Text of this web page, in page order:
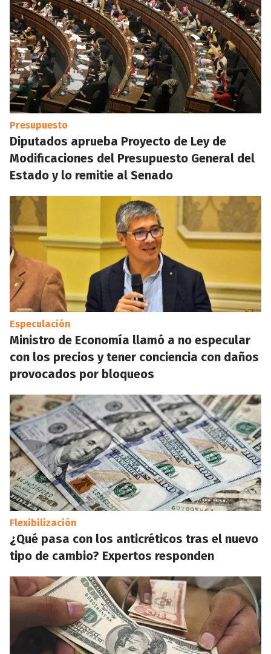
Presupuesto
Diputados aprueba Proyecto de Ley de
Modificaciones del Presupuesto General del
Estado y lo remitie al Senado
Especulación
Ministro de Economía llamó a no especular
con los precios y tener conciencia con daños
provocados por bloqueos
Flexibilización
¿Qué pasa con los anticréticos tras el nuevo
tipo de cambio? Expertos responden